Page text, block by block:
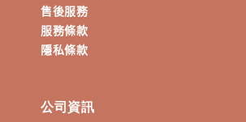
售後服務
服務條款
隱私條款
公司資訊